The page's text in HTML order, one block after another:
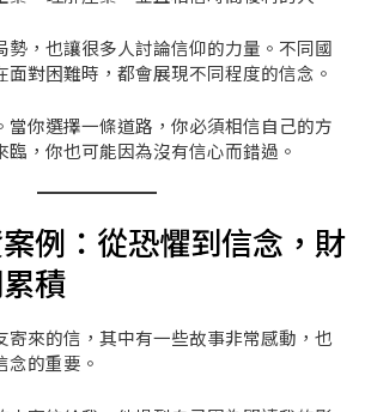
勢，也讓很多人討論信仰的力量。不同國
面對困難時，都會展現不同程度的信念。
當你選擇一條道路，你必須相信自己的方
臨，你也可能因為沒有信心而錯過。
例：從恐懼到信念，財
積
寄來的信，其中有一些故事非常感動，也
的重要。